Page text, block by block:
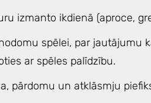
izmanto ikdienā (aproce,
spēlei, par jautājumu
ar spēles palīdzību.
pārdomu un atklāsmju